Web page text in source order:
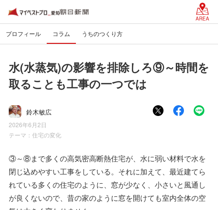
AREA
プロフィール コラム うちのつくり方
水(水蒸気)の影響を排除しろ⑨～時間を
取ることも工事の一つでは
鈴木敏広
2026年6月2日
テーマ： 住宅の変化
③～⑧まで多くの高気密高断熱住宅が、水に弱い材料で水を
閉じ込めやすい工事をしている。それに加えて、最近建てら
れている多くの住宅のように、窓が少なく、小さいと風通し
が良くないので、昔の家のように窓を開けても室内全体の空